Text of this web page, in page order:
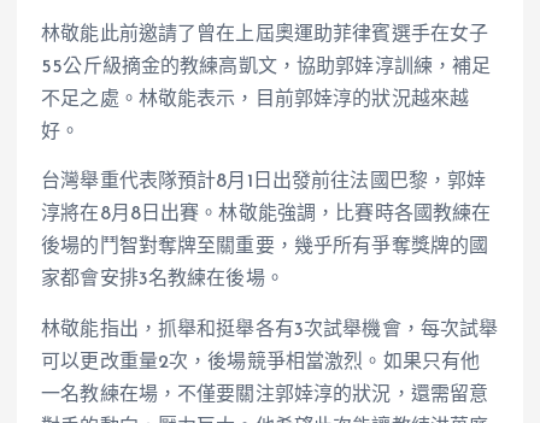
林敬能此前邀請了曾在上屆奧運助菲律賓選手在女子
55公斤級摘金的教練高凱文，協助郭婞淳訓練，補足
不足之處。林敬能表示，目前郭婞淳的狀況越來越
好。
台灣舉重代表隊預計8月1日出發前往法國巴黎，郭婞
淳將在8月8日出賽。林敬能強調，比賽時各國教練在
後場的鬥智對奪牌至關重要，幾乎所有爭奪獎牌的國
家都會安排3名教練在後場。
林敬能指出，抓舉和挺舉各有3次試舉機會，每次試舉
可以更改重量2次，後場競爭相當激烈。如果只有他
一名教練在場，不僅要關注郭婞淳的狀況，還需留意